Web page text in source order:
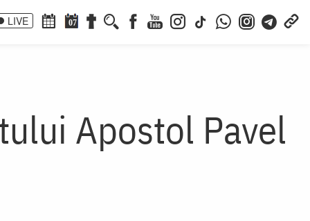
LIVE 07
Apostol Pavel